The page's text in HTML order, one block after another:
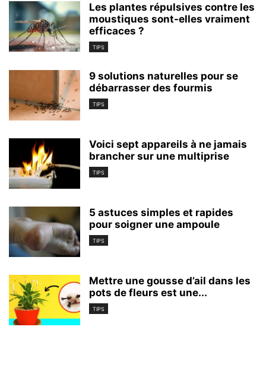
Les plantes répulsives contre les
moustiques sont-elles vraiment
efficaces ?
TIPS
9 solutions naturelles pour se
débarrasser des fourmis
TIPS
Voici sept appareils à ne jamais
brancher sur une multiprise
TIPS
5 astuces simples et rapides
pour soigner une ampoule
TIPS
Mettre une gousse d’ail dans les
pots de fleurs est une...
TIPS